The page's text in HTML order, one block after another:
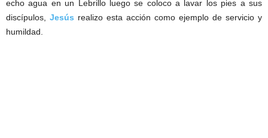
echo agua en un Lebrillo luego se coloco a lavar los pies a sus
discípulos, Jesús realizo esta acción como ejemplo de servicio y
humildad.